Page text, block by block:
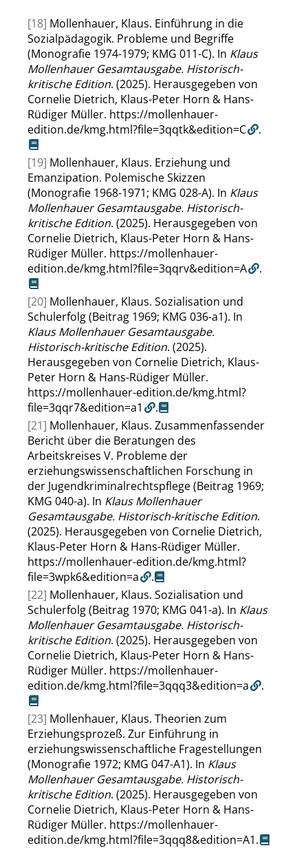
[18] Mollenhauer, Klaus. Einführung in die
Sozialpädagogik. Probleme und Begriffe
(Monografie 1974-1979; KMG 011-C). In Klaus
Mollenhauer Gesamtausgabe. Historisch-
kritische Edition. (2025). Herausgegeben von
Cornelie Dietrich, Klaus-Peter Horn & Hans-
Rüdiger Müller. https://mollenhauer-
edition.de/kmg.html?file=3qqtk&edition=C
.
[19] Mollenhauer, Klaus. Erziehung und
Emanzipation. Polemische Skizzen
(Monografie 1968-1971; KMG 028-A). In Klaus
Mollenhauer Gesamtausgabe. Historisch-
kritische Edition. (2025). Herausgegeben von
Cornelie Dietrich, Klaus-Peter Horn & Hans-
Rüdiger Müller. https://mollenhauer-
edition.de/kmg.html?file=3qqrv&edition=A
.
[20] Mollenhauer, Klaus. Sozialisation und
Schulerfolg (Beitrag 1969; KMG 036-a1). In
Klaus Mollenhauer Gesamtausgabe.
Historisch-kritische Edition. (2025).
Herausgegeben von Cornelie Dietrich, Klaus-
Peter Horn & Hans-Rüdiger Müller.
https://mollenhauer-edition.de/kmg.html?
file=3qqr7&edition=a1
.
[21] Mollenhauer, Klaus. Zusammenfassender
Bericht über die Beratungen des
Arbeitskreises V. Probleme der
erziehungswissenschaftlichen Forschung in
der Jugendkriminalrechtspflege (Beitrag 1969;
KMG 040-a). In Klaus Mollenhauer
Gesamtausgabe. Historisch-kritische Edition.
(2025). Herausgegeben von Cornelie Dietrich,
Klaus-Peter Horn & Hans-Rüdiger Müller.
https://mollenhauer-edition.de/kmg.html?
file=3wpk6&edition=a
.
[22] Mollenhauer, Klaus. Sozialisation und
Schulerfolg (Beitrag 1970; KMG 041-a). In Klaus
Mollenhauer Gesamtausgabe. Historisch-
kritische Edition. (2025). Herausgegeben von
Cornelie Dietrich, Klaus-Peter Horn & Hans-
Rüdiger Müller. https://mollenhauer-
edition.de/kmg.html?file=3qqq3&edition=a
.
[23] Mollenhauer, Klaus. Theorien zum
Erziehungsprozeß. Zur Einführung in
erziehungswissenschaftliche Fragestellungen
(Monografie 1972; KMG 047-A1). In Klaus
Mollenhauer Gesamtausgabe. Historisch-
kritische Edition. (2025). Herausgegeben von
Cornelie Dietrich, Klaus-Peter Horn & Hans-
Rüdiger Müller. https://mollenhauer-
edition.de/kmg.html?file=3qqq8&edition=A1.